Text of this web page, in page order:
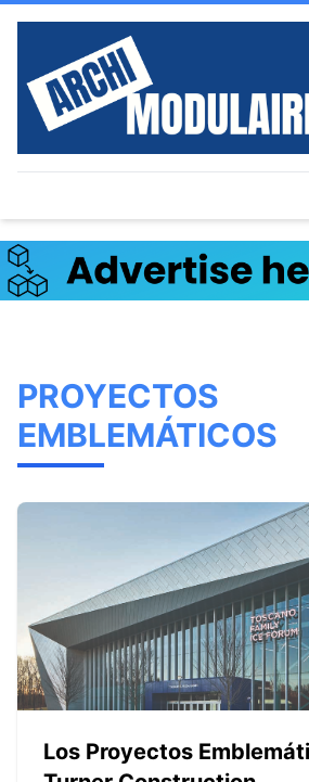
PROYECTOS
EMBLEMÁTICOS
Los Proyectos